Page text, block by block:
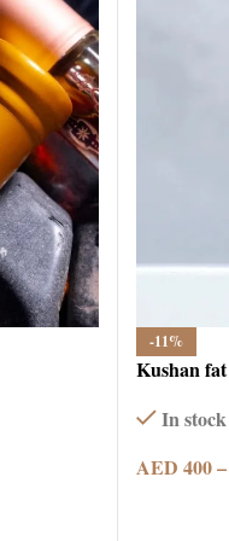
-11%
Kushan fat
In stock
AED 400–